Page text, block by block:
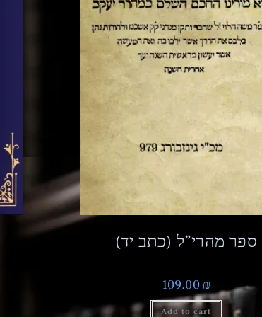
ספר מהרי”ל (כתב יד)
109.00 ₪
Add to cart